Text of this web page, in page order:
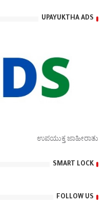
UPAYUKTHA ADS
ಉಪಯುಕ್ತ ಜಾಹೀರಾತು
SMART LOCK
FOLLOW US